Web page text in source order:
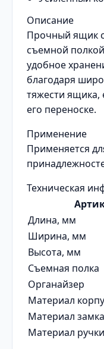
Описание
Прочный ящик
съемной
удобное
благодаря
тяжести ящика,
его переноске.
Применение
Применяется
Техническая
Длина, мм
Ширина, мм
Высота, мм
Съемная полка
Органайзер
Материал
Материал замка
Материал ручки